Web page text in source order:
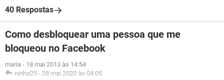
40 Respostas
Como desbloquear uma pessoa que me
bloqueou no Facebook
maria - 18 mai 2013 às 14:54
ninha25 - 28 mai 2020 às 04:05